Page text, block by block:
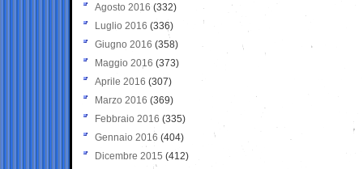
Agosto 2016 (332)
Luglio 2016 (336)
Giugno 2016 (358)
Maggio 2016 (373)
Aprile 2016 (307)
Marzo 2016 (369)
Febbraio 2016 (335)
Gennaio 2016 (404)
Dicembre 2015 (412)